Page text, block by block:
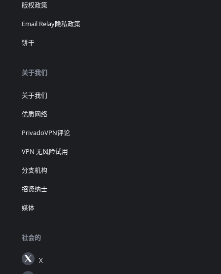
版权政策
Email Relay隐私政策
饼干
关于我们
关于我们
优质网络
PrivadoVPN评论
VPN 无风险试用
分支机构
招贤纳士
媒体
社会的
X